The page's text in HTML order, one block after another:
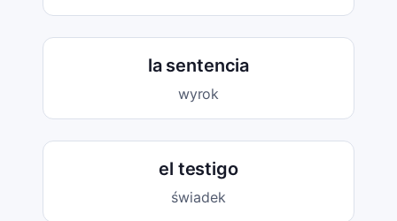
la sentencia
wyrok
el testigo
świadek